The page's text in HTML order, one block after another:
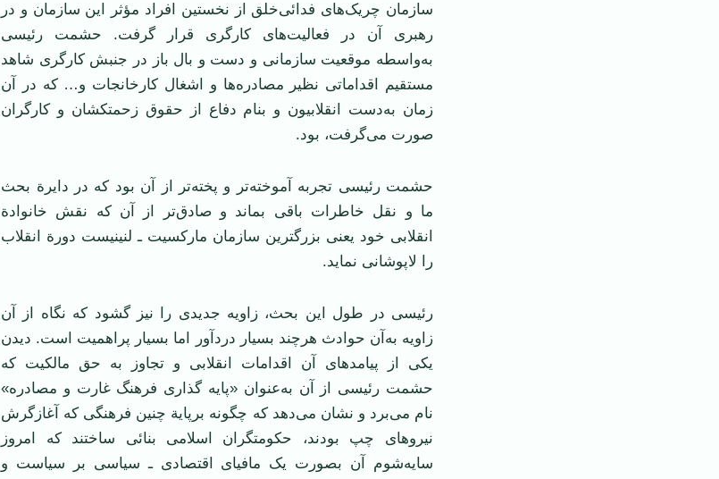
سازمان چريکهای فدائیخلق از نخستين افراد مؤثر اين سازمان و در
رهبری آن در فعاليتهای کارگری قرار گرفت. حشمت رئيسی
بهواسطه موقعيت سازمانی و دست و بال باز در جنبش کارگری شاهد
مستقيم اقداماتی نظير مصادرهها و اشغال کارخانجات و… که در آن
زمان بهدست انقلابيون و بنام دفاع از حقوق زحمتکشان و کارگران
صورت میگرفت، بود.
حشمت رئيسی تجربه آموختهتر و پختهتر از آن بود که در دايرة بحث
ما و نقل خاطرات باقی بماند و صادقتر از آن که نقش خانوادة
انقلابی خود يعنی بزرگترين سازمان مارکسيت ـ لنينيست دورة انقلاب
را لاپوشانی نمايد.
رئيسی در طول اين بحث، زاويه جديدی را نيز گشود که نگاه از آن
زاويه به آن حوادث هرچند بسيار دردآور اما بسيار پراهميت است. ديدن
يکی از پيامدهای آن اقدامات انقلابی و تجاوز به حق مالکيت که
حشمت رئيسی از آن بهعنوان «پايه گذاری فرهنگ غارت و مصادره»
نام میبرد و نشان میدهد که چگونه برپاية چنين فرهنگی که آغازگرش
نيروهای چپ بودند، حکومتگران اسلامی بنائی ساختند که امروز
سايهشوم آن بصورت يک مافيای اقتصادی ـ سياسی بر سياست و